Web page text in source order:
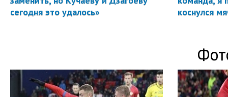
сегодня это удалось»
коснулся